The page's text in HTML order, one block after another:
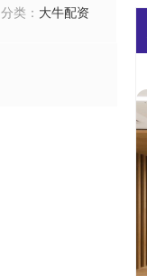
分类： 大牛配资